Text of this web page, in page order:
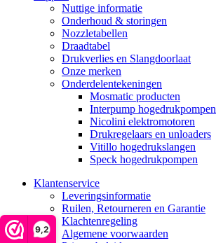
9,2
Nuttige informatie
Onderhoud & storingen
Nozzletabellen
Draadtabel
Drukverlies en Slangdoorlaat
Onze merken
Onderdelentekeningen
Mosmatic producten
Interpump hogedrukpompen
Nicolini elektromotoren
Drukregelaars en unloaders
Vitillo hogedrukslangen
Speck hogedrukpompen
Klantenservice
Leveringsinformatie
Ruilen, Retourneren en Garantie
Klachtenregeling
Algemene voorwaarden